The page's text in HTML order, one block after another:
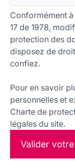
Conformément
17 de 1978,
protection des
disposez de
confiez.
Pour en savoir
personnelles et
Charte de
légales du site.
Valider